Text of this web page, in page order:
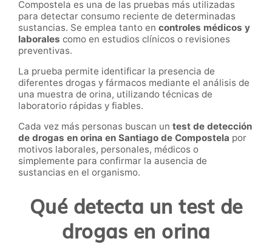
Compostela es una de las pruebas más utilizadas
para detectar consumo reciente de determinadas
sustancias. Se emplea tanto en controles médicos y
laborales como en estudios clínicos o revisiones
preventivas.
La prueba permite identificar la presencia de
diferentes drogas y fármacos mediante el análisis de
una muestra de orina, utilizando técnicas de
laboratorio rápidas y fiables.
Cada vez más personas buscan un test de detección
de drogas en orina en Santiago de Compostela por
motivos laborales, personales, médicos o
simplemente para confirmar la ausencia de
sustancias en el organismo.
Qué detecta un test de
drogas en orina